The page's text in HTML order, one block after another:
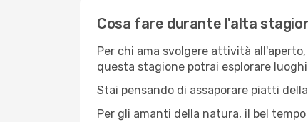
Cosa fare durante l'alta
Per chi ama svolgere attività
questa stagione potrai esplorare
Stai pensando di assaporare piatti
Per gli amanti della natura, il bel